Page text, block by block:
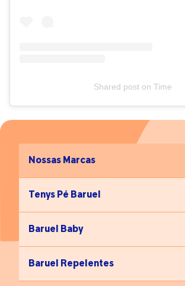
Shared poston Time
Nossas Marcas
Tenys Pé Baruel
Baruel Baby
Baruel Repelentes